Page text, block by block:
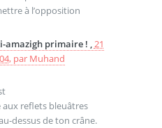
à l’opposition
amazigh primaire ! , 21
, par Muhand
aux reflets bleuâtres
dessus de ton crâne.